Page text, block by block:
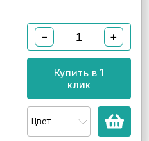
− +
Купить в 1
клик
Цвет